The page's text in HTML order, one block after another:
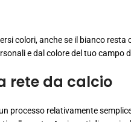
colori, anche se il bianco
e dal colore del tuo
rete da calcio
processo relativamente